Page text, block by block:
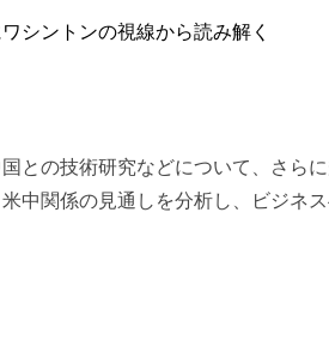
シントンの視線から読み解く
との技術研究などについて、さら
中関係の見通しを分析し、ビジネ